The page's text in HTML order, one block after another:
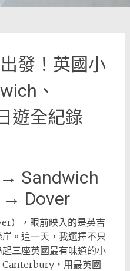
發！英國小
、
遊全紀錄
Sandwich
Dover
），眼前映入的是英吉
。這一天，我選擇不只
三座英國最有味道的小
，用最英國